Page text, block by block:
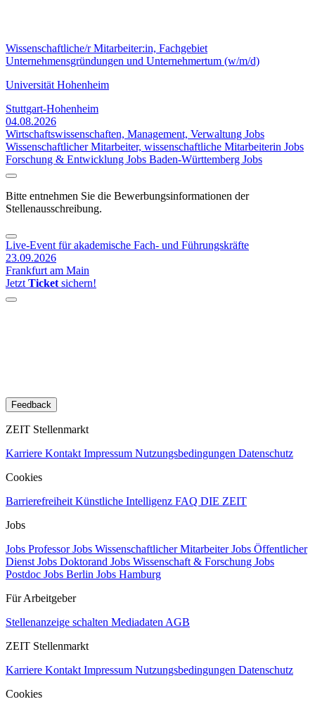
Wissenschaftliche/r Mitarbeiter:in, Fachgebiet
Unternehmensgründungen und Unternehmertum (w/m/d)
Universität Hohenheim
Stuttgart-Hohenheim
04.08.2026
Wirtschaftswissenschaften, Management, Verwaltung Jobs
Wissenschaftlicher Mitarbeiter, wissenschaftliche Mitarbeiterin Jobs
Forschung & Entwicklung Jobs Baden-Württemberg Jobs
Bitte entnehmen Sie die Bewerbungsinformationen der
Stellenausschreibung.
Live-Event für akademische Fach- und Führungskräfte
23.09.2026
Frankfurt am Main
JetztTicketsichern!
Feedback
ZEIT Stellenmarkt
Karriere KontaktImpressum Nutzungsbedingungen Datenschutz
Cookies
BarrierefreiheitKünstliche Intelligenz FAQ DIE ZEIT
Jobs
Jobs ProfessorJobs Wissenschaftlicher MitarbeiterJobs Öffentlicher
DienstJobs Doktorand Jobs Wissenschaft & Forschung Jobs
Postdoc Jobs Berlin Jobs Hamburg
Für Arbeitgeber
Stellenanzeige schalten MediadatenAGB
ZEIT Stellenmarkt
Karriere KontaktImpressum Nutzungsbedingungen Datenschutz
Cookies